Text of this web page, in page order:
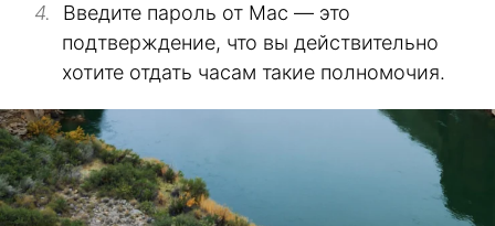
Введите пароль от Mac — это
подтверждение, что вы действительно
хотите отдать часам такие полномочия.